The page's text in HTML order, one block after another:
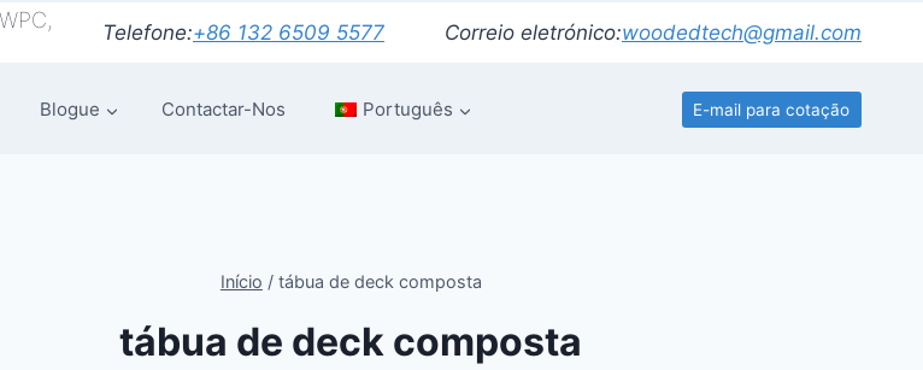
Telefone:+86 132 6509 5577 Correio eletrónico:woodedtech@gmail.com
Blogue Contactar-Nos Português E-mail para cotação
Início / tábua de deck composta
tábua de deck composta